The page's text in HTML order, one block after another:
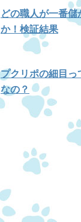
どの職人が一番儲
か！検証結果
プクリポの細目っ
なの？